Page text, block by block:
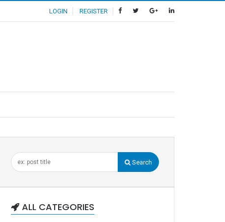
LOGIN REGISTER
Search
ALL CATEGORIES